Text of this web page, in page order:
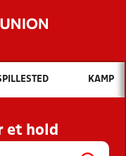
vil du søge efter?
OG NYHEDER
KLUBBER OG
KAMP
et hold